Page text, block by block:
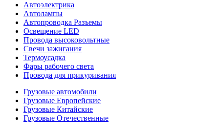
Автоэлектрика
Автолампы
Автопроводка Разъемы
Освещение LED
Провода высоковольтные
Свечи зажигания
Термоусадка
Фары рабочего света
Провода для прикуривания
Грузовые автомобили
Грузовые Европейские
Грузовые Китайские
Грузовые Отечественные